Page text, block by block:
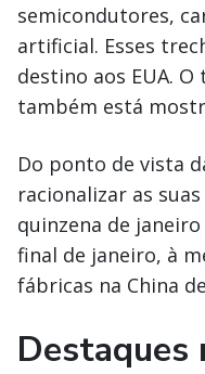
semicondutores,
artificial. Esses
destino aos EUA.
também está
Do ponto de vista
racionalizar as
quinzena de
final de janeiro, à
fábricas na China
Destaques